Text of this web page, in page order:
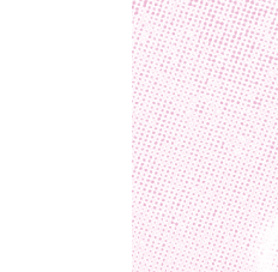
나를 사랑하지 않
자존감이 낮을수
자존감을 높이는
작가가 될 수 있었
1988년 7월 17일
생일
사람들과 잘 못 어
선택을 잘 못 하는
내가 좋아하는 게